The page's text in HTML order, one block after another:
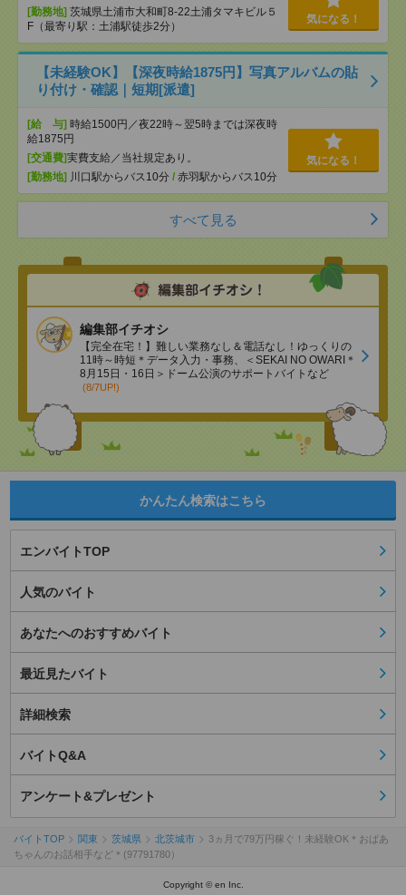
[勤務地] 茨城県土浦市大和町8-22土浦タマキビル５
F（最寄り駅：土浦駅徒歩2分）
気になる！
【未経験OK】【深夜時給1875円】写真アルバムの貼
り付け・確認｜短期[派遣]
[給 与] 時給1500円／夜22時～翌5時までは深夜時
給1875円
[交通費]実費支給／当社規定あり。
[勤務地] 川口駅からバス10分 / 赤羽駅からバス10分
気になる！
すべて見る
編集部イチオシ
【完全在宅！】難しい業務なし＆電話なし！ゆっくりの
11時～時短＊データ入力・事務、＜SEKAI NO OWARI＊
8月15日・16日＞ドーム公演のサポートバイトなど
(8/7UP!)
かんたん検索はこちら
エンバイトTOP
人気のバイト
あなたへのおすすめバイト
最近見たバイト
詳細検索
バイトQ&A
アンケート&プレゼント
バイトTOP 関東 茨城県 北茨城市
3ヵ月で79万円稼ぐ！未経験OK＊おばあ
ちゃんのお話相手など＊(97791780）
Copyright © en Inc.